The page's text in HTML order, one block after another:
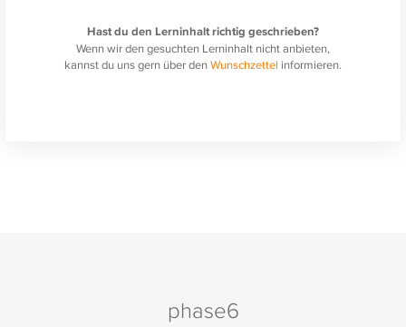
Hast du den Lerninhalt richtig geschrieben?
Wenn wir den gesuchten Lerninhalt nicht anbieten,
kannst du uns gern über denWunschzettel informieren.
phase6